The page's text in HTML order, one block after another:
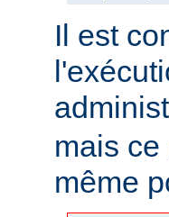
Il est
mais
même